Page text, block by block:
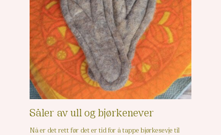
Såler av ull og bjørkenever
Nå er det rett før det er tid for å tappe bjørkesevje til